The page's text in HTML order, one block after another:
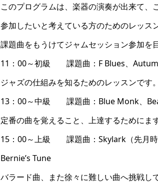
このプログラムは、楽器の演奏が出来て、
参加したいと考えている方のためのレッス
課題曲をもうけてジャムセッション参加を
11：00～初級 課題曲：F Blues、
ジャズの仕組みを知るためのレッスンです。
13：00～中級 課題曲：Blue Monk、
定番の曲を覚えること、上達するために
15：00～上級 課題曲：Skylark（先月時
Bernie’s Tune
バラード曲、また徐々に難しい曲へ挑戦し